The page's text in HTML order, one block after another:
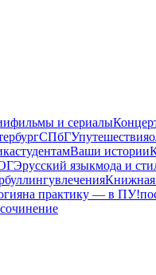
фильмы и сериалы
СПбГУпутешествия
студентамВаши истории
русский языкмода и
буллингувлечения
на практику — в ПУ!